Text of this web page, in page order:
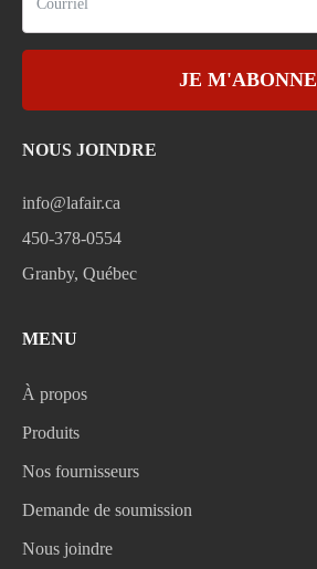
JE M'ABONNE
NOUS JOINDRE
info@lafair.ca
450-378-0554
Granby, Québec
MENU
À propos
Produits
Nos fournisseurs
Demande de soumission
Nous joindre